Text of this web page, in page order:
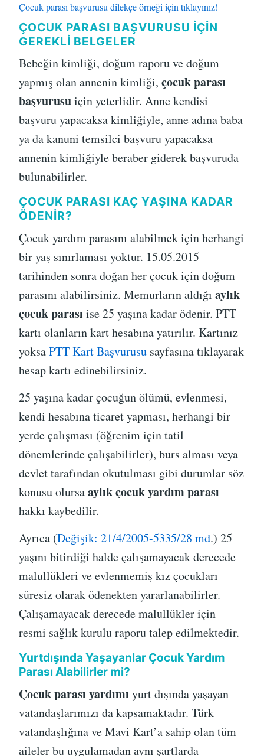
Çocuk parası başvurusu dilekçe örneği için tıklayınız!
ÇOCUK PARASI BAŞVURUSU İÇIN
GEREKLI BELGELER
Bebeğin kimliği, doğum raporu ve doğum
yapmış olan annenin kimliği, çocuk parası
başvurusuiçin yeterlidir. Anne kendisi
başvuru yapacaksa kimliğiyle, anne adına baba
ya da kanuni temsilci başvuru yapacaksa
annenin kimliğiyle beraber giderek başvuruda
bulunabilirler.
ÇOCUK PARASI KAÇ YAŞINA KADAR
ÖDENIR?
Çocuk yardım parasını alabilmek için herhangi
bir yaş sınırlaması yoktur. 15.05.2015
tarihinden sonra doğan her çocuk için doğum
parasını alabilirsiniz. Memurların aldığı aylık
çocuk parası ise 25 yaşına kadar ödenir. PTT
kartı olanların kart hesabına yatırılır. Kartınız
yoksaPTT Kart Başvurusu sayfasına tıklayarak
hesap kartı edinebilirsiniz.
25 yaşına kadar çocuğun ölümü, evlenmesi,
kendi hesabına ticaret yapması, herhangi bir
yerde çalışması (öğrenim için tatil
dönemlerinde çalışabilirler), burs alması veya
devlet tarafından okutulması gibi durumlar söz
konusu olursaaylık çocuk yardım parası
hakkı kaybedilir.
Ayrıca (Değişik: 21/4/2005-5335/28 md.) 25
yaşını bitirdiği halde çalışamayacak derecede
malullükleri ve evlenmemiş kız çocukları
süresiz olarak ödenekten yararlanabilirler.
Çalışamayacak derecede malullükler için
resmi sağlık kurulu raporu talep edilmektedir.
Yurtdışında Yaşayanlar Çocuk Yardım
Parası Alabilirler mi?
Çocuk parası yardımı yurt dışında yaşayan
vatandaşlarımızı da kapsamaktadır. Türk
vatandaşlığına ve Mavi Kart’a sahip olan tüm
aileler bu uygulamadan aynı şartlarda